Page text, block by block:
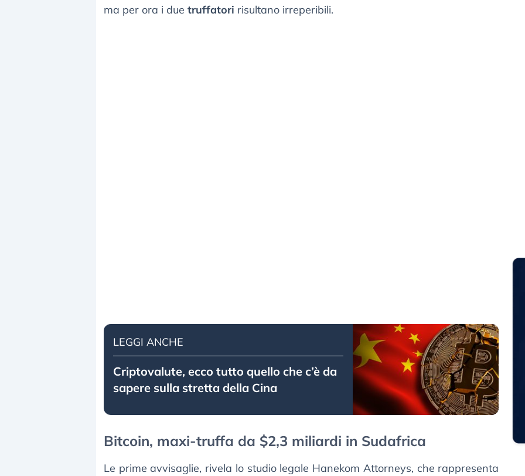
ma per ora i due truffatori risultano irreperibili.
LEGGI ANCHE
Criptovalute, ecco tutto quello che c’è da
sapere sulla stretta della Cina
Bitcoin, maxi-truffa da $2,3 miliardi in Sudafrica
Le prime avvisaglie, rivela lo studio legale Hanekom Attorneys, che rappresenta